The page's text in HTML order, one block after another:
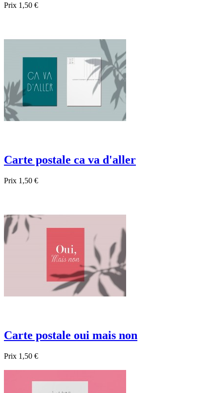
Prix 1,50 €
Carte postale ca va d'aller
Prix 1,50 €
Carte postale oui mais non
Prix 1,50 €